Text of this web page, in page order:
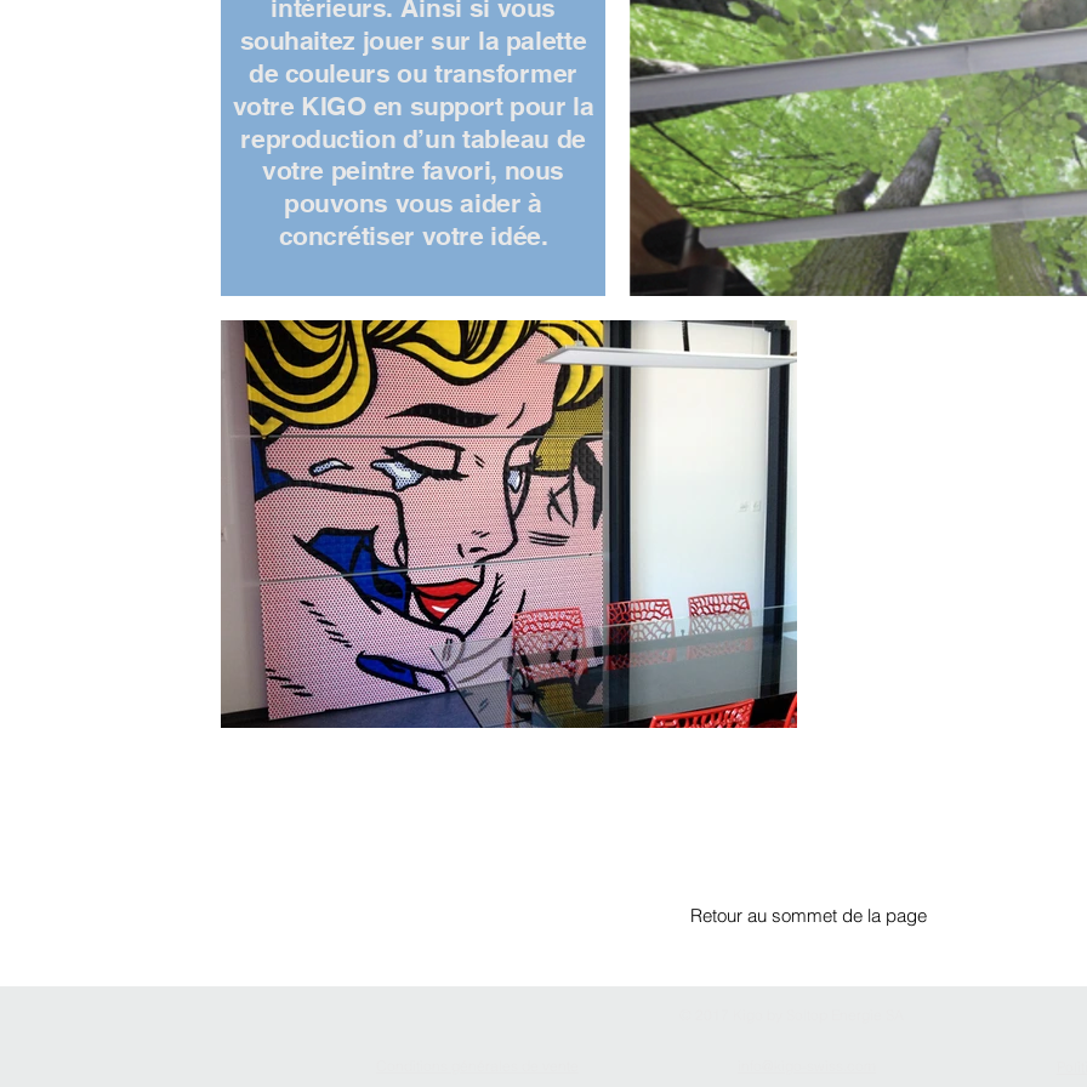
Retour au sommet de la page
intérieurs. Ainsi si vous
souhaitez jouer sur la palette
de couleurs ou transformer
votre KIGO en support pour la
reproduction d’un tableau de
votre peintre favori, nous
pouvons vous aider à
concrétiser votre idée.